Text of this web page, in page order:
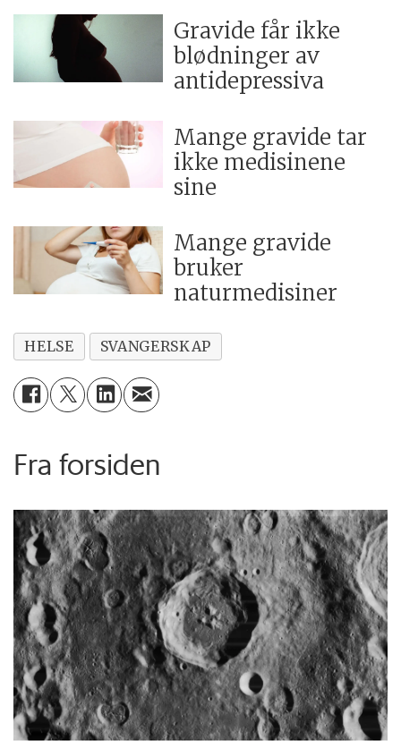
Gravide får ikke
blødninger av
antidepressiva
Mange gravide tar
ikke medisinene
sine
Mange gravide
bruker
naturmedisiner
HELSE SVANGERSKAP
Fra forsiden